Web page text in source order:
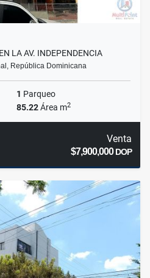
LA AV. INDEPENDENCIA
República Dominicana
1 Parqueo
85.22Área m2
Venta
$7,900,000DOP